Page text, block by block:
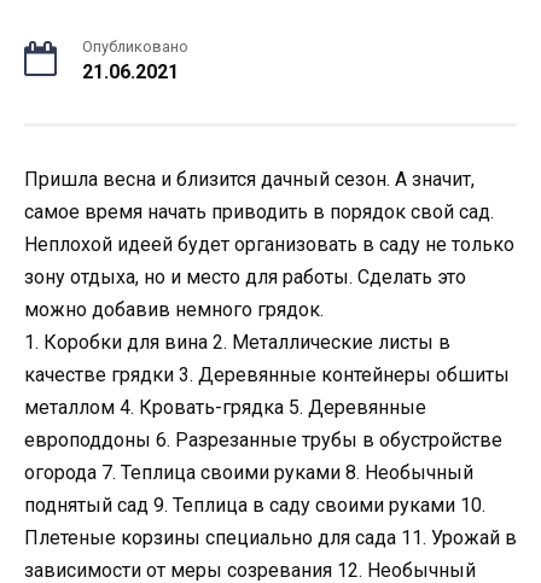
Опубликовано
21.06.2021
Пришла весна и близится дачный сезон. А значит,
самое время начать приводить в порядок свой сад.
Неплохой идеей будет организовать в саду не только
зону отдыха, но и место для работы. Сделать это
можно добавив немного грядок.
1. Коробки для вина 2. Металлические листы в
качестве грядки 3. Деревянные контейнеры обшиты
металлом 4. Кровать-грядка 5. Деревянные
европоддоны 6. Разрезанные трубы в обустройстве
огорода 7. Теплица своими руками 8. Необычный
поднятый сад 9. Теплица в саду своими руками 10.
Плетеные корзины специально для сада 11. Урожай в
зависимости от меры созревания 12. Необычный